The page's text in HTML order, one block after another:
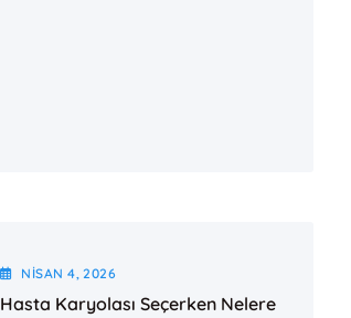
NISAN4, 2026
Hasta Karyolası Seçerken Nelere